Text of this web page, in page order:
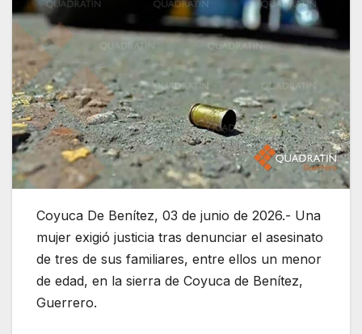
Coyuca De Benítez, 03 de junio de 2026.- Una
mujer exigió justicia tras denunciar el asesinato
de tres de sus familiares, entre ellos un menor
de edad, en la sierra de Coyuca de Benítez,
Guerrero.